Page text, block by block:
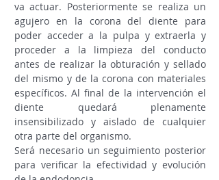
va actuar. Posteriormente se realiza un
agujero en la corona del diente para
poder acceder a la pulpa y extraerla y
proceder a la limpieza del conducto
antes de realizar la obturación y sellado
del mismo y de la corona con materiales
específicos. Al final de la intervención el
diente quedará plenamente
insensibilizado y aislado de cualquier
otra parte del organismo.
Será necesario un seguimiento posterior
para verificar la efectividad y evolución